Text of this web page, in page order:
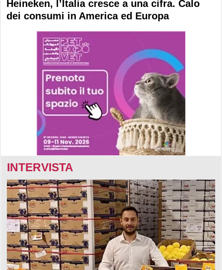
Heineken, l’Italia cresce a una cifra. Calo
dei consumi in America ed Europa
INTERVISTA